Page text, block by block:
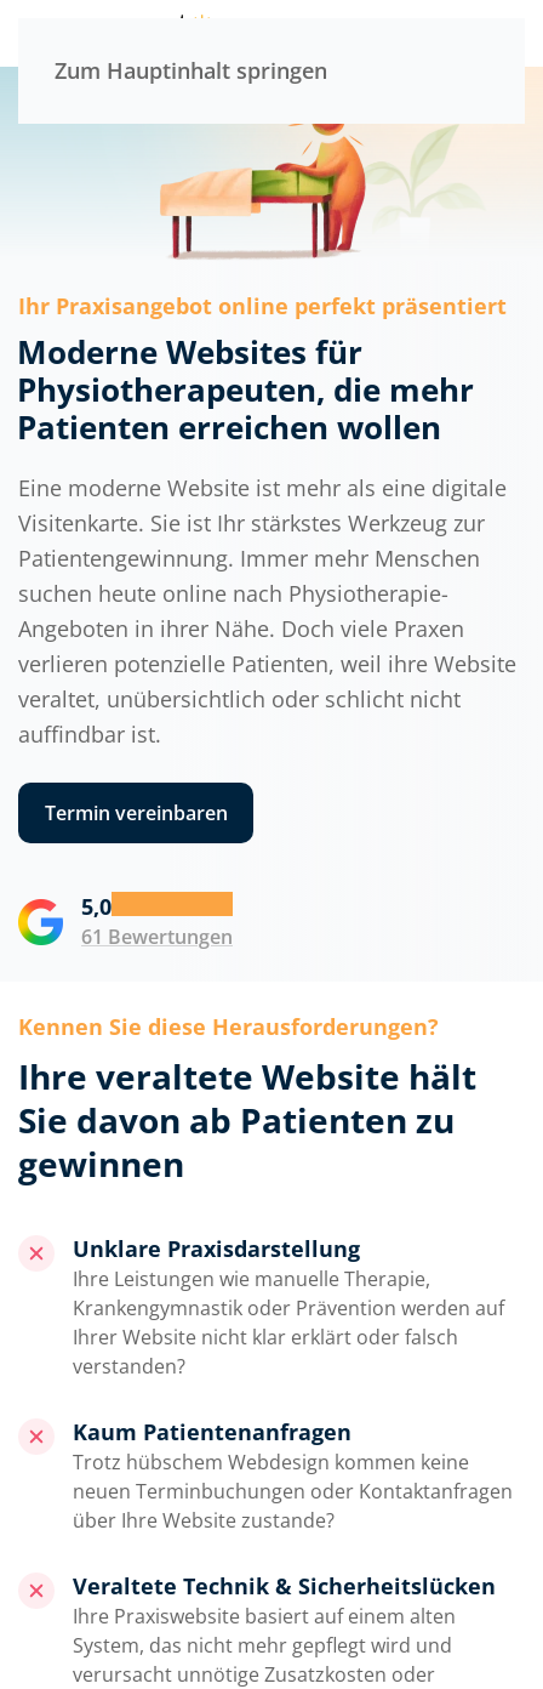
Zum Hauptinhalt springen
Ihr Praxisangebot online perfekt präsentiert
Moderne Websites für
Physiotherapeuten, die mehr
Patienten erreichen wollen
Eine moderne Website ist mehr als eine digitale
Visitenkarte. Sie ist Ihr stärkstes Werkzeug zur
Patientengewinnung. Immer mehr Menschen
suchen heute online nach Physiotherapie-
Angeboten in ihrer Nähe. Doch viele Praxen
verlieren potenzielle Patienten, weil ihre Website
veraltet, unübersichtlich oder schlicht nicht
auffindbar ist.
Termin vereinbaren
5,0
61 Bewertungen
Kennen Sie diese Herausforderungen?
Ihre veraltete Website hält
Sie davon ab Patienten zu
gewinnen
Unklare Praxisdarstellung
Ihre Leistungen wie manuelle Therapie,
Krankengymnastik oder Prävention werden auf
Ihrer Website nicht klar erklärt oder falsch
verstanden?
Kaum Patientenanfragen
Trotz hübschem Webdesign kommen keine
neuen Terminbuchungen oder Kontaktanfragen
über Ihre Website zustande?
Veraltete Technik & Sicherheitslücken
Ihre Praxiswebsite basiert auf einem alten
System, das nicht mehr gepflegt wird und
verursacht unnötige Zusatzkosten oder